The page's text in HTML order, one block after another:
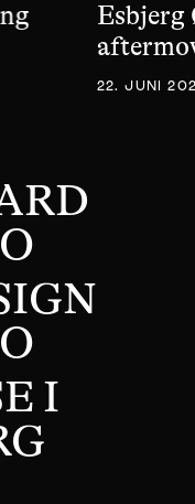
22. JUNI
I